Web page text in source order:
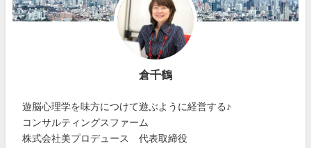
倉千鶴
遊脳心理学を味方につけて遊ぶように経営する♪
コンサルティングスファーム
株式会社美プロデュース 代表取締役